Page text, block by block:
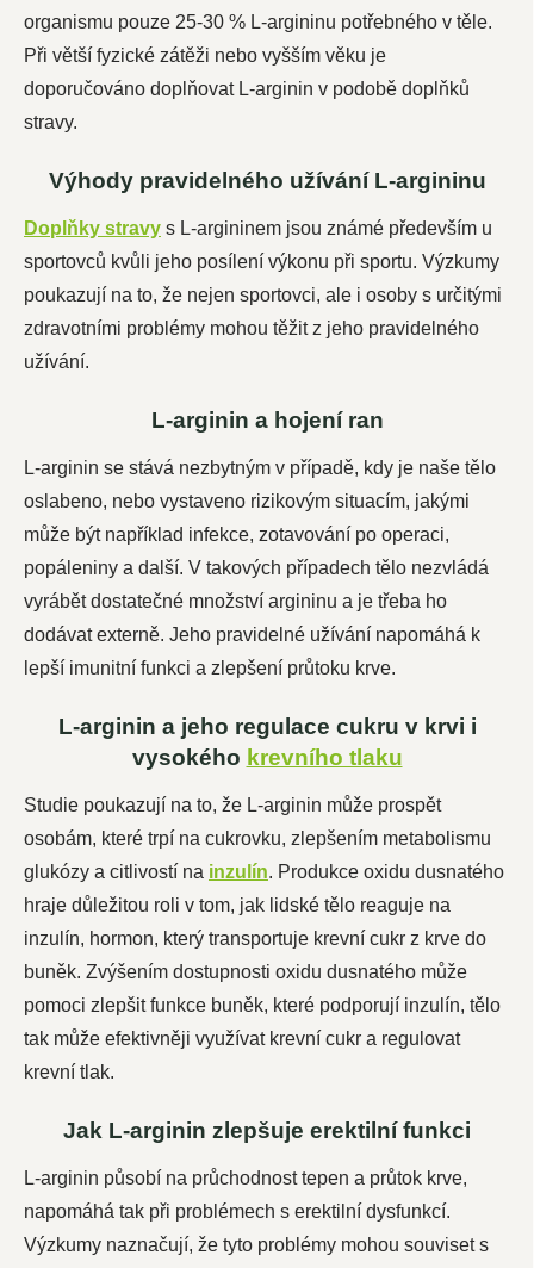
organismu pouze 25-30 % L-argininu potřebného v těle.
Při větší fyzické zátěži nebo vyšším věku je
doporučováno doplňovat L-arginin v podobě doplňků
stravy.
Výhody pravidelného užívání L-argininu
Doplňky stravy s L-argininem jsou známé především u
sportovců kvůli jeho posílení výkonu při sportu. Výzkumy
poukazují na to, že nejen sportovci, ale i osoby s určitými
zdravotními problémy mohou těžit z jeho pravidelného
užívání.
L-arginin a hojení ran
L-arginin se stává nezbytným v případě, kdy je naše tělo
oslabeno, nebo vystaveno rizikovým situacím, jakými
může být například infekce, zotavování po operaci,
popáleniny a další. V takových případech tělo nezvládá
vyrábět dostatečné množství argininu a je třeba ho
dodávat externě. Jeho pravidelné užívání napomáhá k
lepší imunitní funkci a zlepšení průtoku krve.
L-arginin a jeho regulace cukru v krvi i
vysokého krevního tlaku
Studie poukazují na to, že L-arginin může prospět
osobám, které trpí na cukrovku, zlepšením metabolismu
glukózy a citlivostí na inzulín. Produkce oxidu dusnatého
hraje důležitou roli v tom, jak lidské tělo reaguje na
inzulín, hormon, který transportuje krevní cukr z krve do
buněk. Zvýšením dostupnosti oxidu dusnatého může
pomoci zlepšit funkce buněk, které podporují inzulín, tělo
tak může efektivněji využívat krevní cukr a regulovat
krevní tlak.
Jak L-arginin zlepšuje erektilní funkci
L-arginin působí na průchodnost tepen a průtok krve,
napomáhá tak při problémech s erektilní dysfunkcí.
Výzkumy naznačují, že tyto problémy mohou souviset s